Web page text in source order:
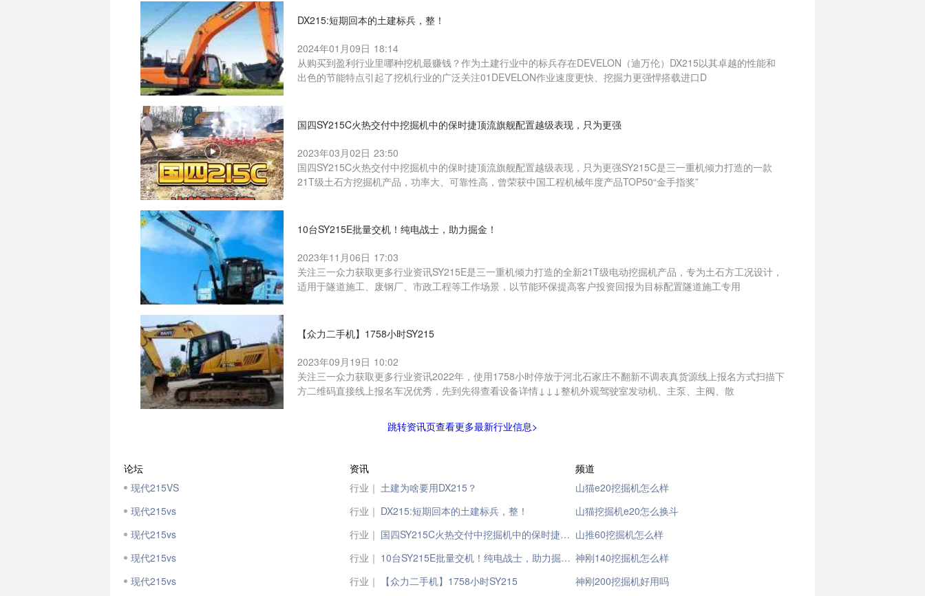
DX215:短期回本的土建标兵，整！
2024年01月09日 18:14
从购买到盈利行业里哪种挖机最赚钱？作为土建行业中的标兵存在DEVELON（迪万伦）DX215以其卓越的性能和
出色的节能特点引起了挖机行业的广泛关注01DEVELON作业速度更快、挖掘力更强悍搭载进口D
国四SY215C火热交付中挖掘机中的保时捷顶流旗舰配置越级表现，只为更强
2023年03月02日 23:50
国四SY215C火热交付中挖掘机中的保时捷顶流旗舰配置越级表现，只为更强SY215C是三一重机倾力打造的一款
21T级土石方挖掘机产品，功率大、可靠性高，曾荣获中国工程机械年度产品TOP50“金手指奖”
10台SY215E批量交机！纯电战士，助力掘金！
2023年11月06日 17:03
关注三一众力获取更多行业资讯SY215E是三一重机倾力打造的全新21T级电动挖掘机产品，专为土石方工况设计，
适用于隧道施工、废钢厂、市政工程等工作场景，以节能环保提高客户投资回报为目标配置隧道施工专用
【众力二手机】1758小时SY215
2023年09月19日 10:02
关注三一众力获取更多行业资讯2022年，使用1758小时停放于河北石家庄不翻新不调表真货源线上报名方式扫描下
方二维码直接线上报名车况优秀，先到先得查看设备详情↓↓↓整机外观驾驶室发动机、主泵、主阀、散
跳转资讯页查看更多最新行业信息>
论坛
现代215VS
现代215vs
现代215vs
现代215vs
现代215vs
资讯
行业｜ 土建为啥要用DX215？
行业｜ DX215:短期回本的土建标兵，整！
行业｜
国四SY215C火热交付中挖掘机中的保时捷顶流旗舰配置越级表现，只为更强
行业｜
10台SY215E批量交机！纯电战士，助力掘金！
行业｜
【众力二手机】1758小时SY215
频道
山猫e20挖掘机怎么样
山猫挖掘机e20怎么换斗
山推60挖掘机怎么样
神刚140挖掘机怎么样
神刚200挖掘机好用吗